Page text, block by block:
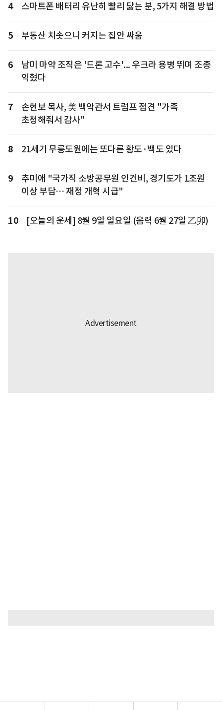
4 스마트폰 배터리 유난히 빨리 닳는 분, 5가지 해결 방법
5 부동산 치솟으니 커지는 집안 싸움
6
남미 마약 조직은 '드론 고수'... 우크라 용병 뛰며 조종
익혔다
7
손현보 목사, 美 백악관서 트럼프 접견 "가족
초청해줘서 감사"
8 21세기 무릉도원에는 또다른 황도·백도 있다
9
추미애 "국가직 소방공무원 인건비, 경기도가 1조원
이상 부담… 재정 개혁 시급"
10 [오늘의 운세] 8월 9일 일요일 (음력 6월 27일 乙卯)